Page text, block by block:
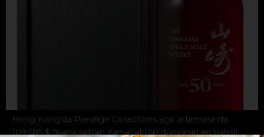
Hong Kong'da Prestige Collections açık artırmasında
109,585 $ fiyatla satılan Yamazaki 50 dünyanın en pahalı